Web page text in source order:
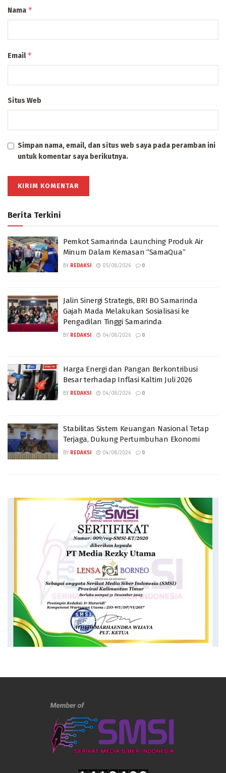
Nama *
Email*
Situs Web
Simpan nama, email, dan situs web saya pada peramban ini
untuk komentar saya berikutnya.
Berita Terkini
Pemkot Samarinda Launching Produk Air
Minum Dalam Kemasan “SamaQua”
BY REDAKSI 05/08/2026 0
Jalin Sinergi Strategis, BRI BO Samarinda
Gajah Mada Melakukan Sosialisasi ke
Pengadilan Tinggi Samarinda
BY REDAKSI 04/08/2026 0
Harga Energi dan Pangan Berkontribusi
Besar terhadap Inflasi Kaltim Juli 2026
BY REDAKSI 04/08/2026 0
Stabilitas Sistem Keuangan Nasional Tetap
Terjaga, Dukung Pertumbuhan Ekonomi
BY REDAKSI 04/08/2026 0